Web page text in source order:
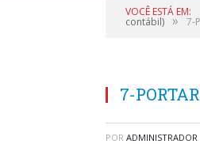
VOCÊ ESTÁ EM:
contábil) » 7-
7-
POR ADMINISTRADOR